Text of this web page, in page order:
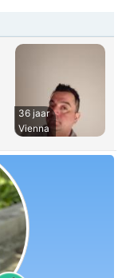
36 jaar
Vienna